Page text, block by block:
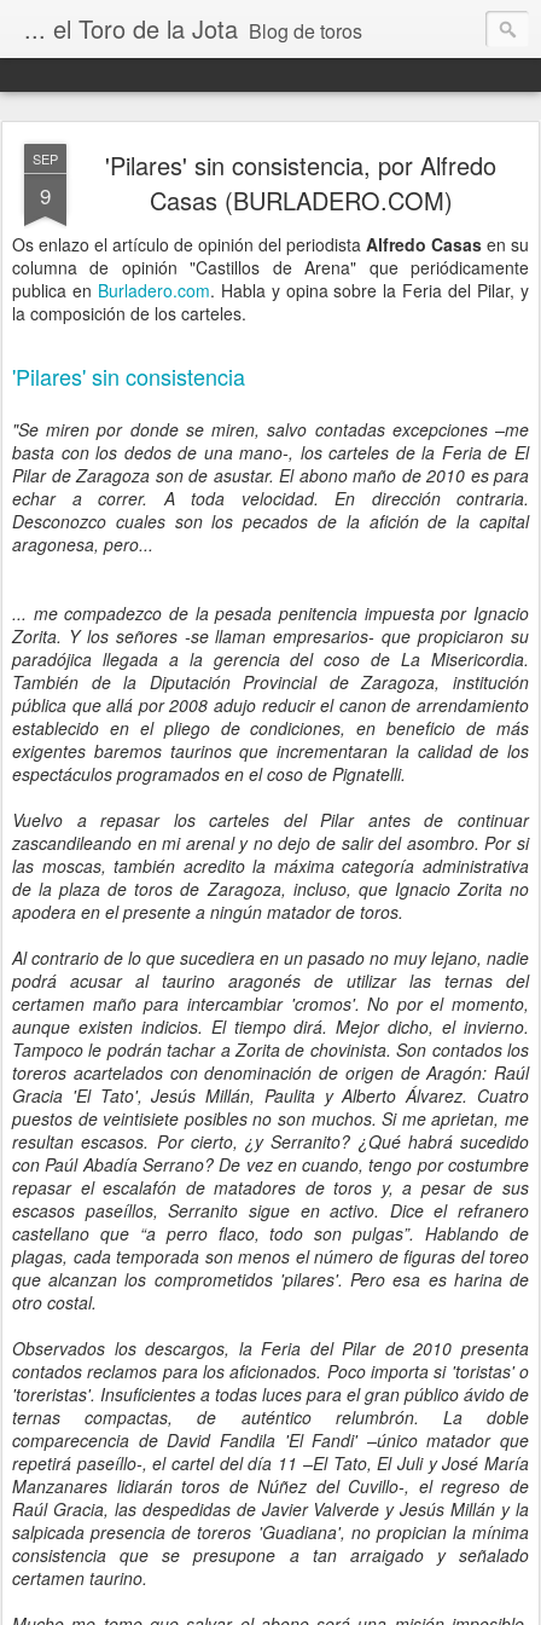
... el Toro de la Jota Blog de toros
SEP
9
'Pilares' sin consistencia, por Alfredo
Casas (BURLADERO.COM)
Os enlazo el artículo de opinión del periodista Alfredo Casas en su
columna de opinión "Castillos de Arena" que periódicamente
publica en Burladero.com. Habla y opina sobre la Feria del Pilar, y
la composición de los carteles.
'Pilares' sin consistencia
"Se miren por donde se miren, salvo contadas excepciones –me
basta con los dedos de una mano-, los carteles de la Feria de El
Pilar de Zaragoza son de asustar. El abono maño de 2010 es para
echar a correr. A toda velocidad. En dirección contraria.
Desconozco cuales son los pecados de la afición de la capital
aragonesa, pero...
... me compadezco de la pesada penitencia impuesta por Ignacio
Zorita. Y los señores -se llaman empresarios- que propiciaron su
paradójica llegada a la gerencia del coso de La Misericordia.
También de la Diputación Provincial de Zaragoza, institución
pública que allá por 2008 adujo reducir el canon de arrendamiento
establecido en el pliego de condiciones, en beneficio de más
exigentes baremos taurinos que incrementaran la calidad de los
espectáculos programados en el coso de Pignatelli.
Vuelvo a repasar los carteles del Pilar antes de continuar
zascandileando en mi arenal y no dejo de salir del asombro. Por si
las moscas, también acredito la máxima categoría administrativa
de la plaza de toros de Zaragoza, incluso, que Ignacio Zorita no
apodera en el presente a ningún matador de toros.
Al contrario de lo que sucediera en un pasado no muy lejano, nadie
podrá acusar al taurino aragonés de utilizar las ternas del
certamen maño para intercambiar 'cromos'. No por el momento,
aunque existen indicios. El tiempo dirá. Mejor dicho, el invierno.
Tampoco le podrán tachar a Zorita de chovinista. Son contados los
toreros acartelados con denominación de origen de Aragón: Raúl
Gracia 'El Tato', Jesús Millán, Paulita y Alberto Álvarez. Cuatro
puestos de veintisiete posibles no son muchos. Si me aprietan, me
resultan escasos. Por cierto, ¿y Serranito? ¿Qué habrá sucedido
con Paúl Abadía Serrano? De vez en cuando, tengo por costumbre
repasar el escalafón de matadores de toros y, a pesar de sus
escasos paseíllos, Serranito sigue en activo. Dice el refranero
castellano que “a perro flaco, todo son pulgas”. Hablando de
plagas, cada temporada son menos el número de figuras del toreo
que alcanzan los comprometidos 'pilares'. Pero esa es harina de
otro costal.
Observados los descargos, la Feria del Pilar de 2010 presenta
contados reclamos para los aficionados. Poco importa si 'toristas' o
'toreristas'. Insuficientes a todas luces para el gran público ávido de
ternas compactas, de auténtico relumbrón. La doble
comparecencia de David Fandila 'El Fandi' –único matador que
repetirá paseíllo-, el cartel del día 11 –El Tato, El Juli y José María
Manzanares lidiarán toros de Núñez del Cuvillo-, el regreso de
Raúl Gracia, las despedidas de Javier Valverde y Jesús Millán y la
salpicada presencia de toreros 'Guadiana', no propician la mínima
consistencia que se presupone a tan arraigado y señalado
certamen taurino.